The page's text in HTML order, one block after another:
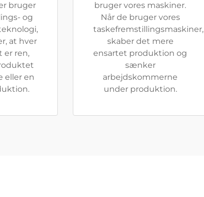
bruger
og
at hver
er ren,
eller en
bruger vores maskiner.
Når de bruger vores
taskefremstillingsmaskiner,
skaber det mere
ensartet produktion og
sænker
arbejdskommerne
under produktion.